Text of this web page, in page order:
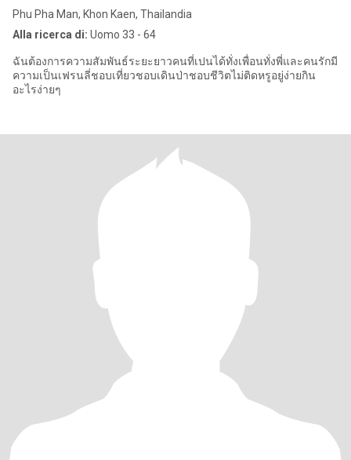
Phu Pha Man, Khon Kaen, Thailandia
Alla ricerca di: Uomo 33 - 64
ฉันต้องการความสัมพันธ์ระยะยาวคนที่เปนได้ทั่งเพื่อนทั่งพี่และคนรักมี
ความเป็นเฟรนลี่ชอบเที่ยวชอบเดินป่าชอบชีวิตไม่ติดหรูอยู่ง่ายกิน
อะไรง่ายๆ